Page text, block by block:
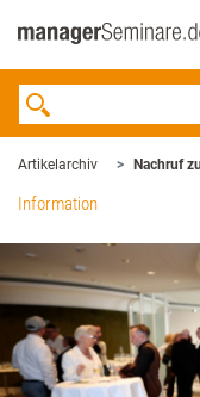
Artikelarchiv Nachruf
Information